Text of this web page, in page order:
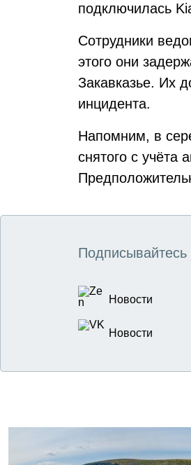
подключилась
Сотрудники
этого они
Закавказье. Их
инцидента.
Напомним, в
снятого с учёта
Новости
Новости